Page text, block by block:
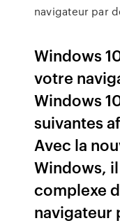
navigateur par
Windows
votre
Windows
suivantes
Avec la
Windows,
complexe
navigateur